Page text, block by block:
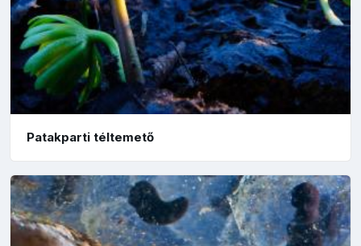
Patakparti téltemető